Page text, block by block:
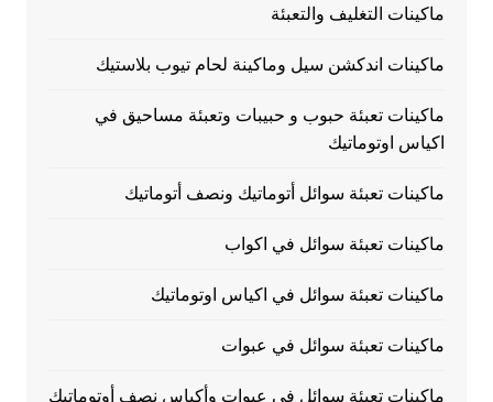
ماكينات التغليف والتعبئة
ماكينات اندكشن سيل وماكينة لحام تيوب بلاستيك
ماكينات تعبئة حبوب و حبيبات وتعبئة مساحيق في
اكياس اوتوماتيك
ماكينات تعبئة سوائل أتوماتيك ونصف أتوماتيك
ماكينات تعبئة سوائل في اكواب
ماكينات تعبئة سوائل في اكياس اوتوماتيك
ماكينات تعبئة سوائل في عبوات
ماكينات تعبئة سوائل في عبوات وأكياس نصف أوتوماتيك